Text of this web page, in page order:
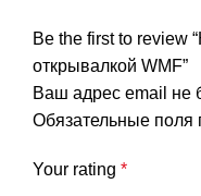
Be the first to review
открывалкой WMF”
Ваш адрес email не
Обязательные поля
Your rating *